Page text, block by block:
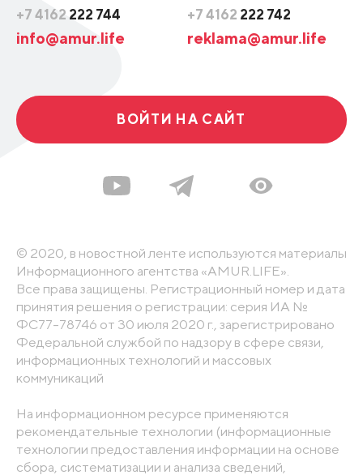
+7 4162 222 744
info@amur.life
+7 4162 222 742
reklama@amur.life
ВОЙТИ НА САЙТ
© 2020, в новостной ленте используются материалы
Информационного агентства «AMUR.LIFE».
Все права защищены. Регистрационный номер и дата
принятия решения о регистрации: серия ИА №
ФС77-78746 от 30 июля 2020 г., зарегистрировано
Федеральной службой по надзору в сфере связи,
информационных технологий и массовых
коммуникаций
На информационном ресурсе применяются
рекомендательные технологии (информационные
технологии предоставления информации на основе
сбора, систематизации и анализа сведений,